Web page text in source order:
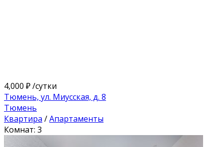
4,000 ₽/сутки
Тюмень, ул. Миусская, д. 8
Тюмень
Квартира /Апартаменты
Комнат: 3